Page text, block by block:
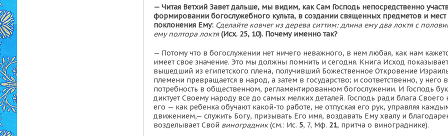
—Читая Ветхий Завет дальше, мы видим, как Сам Господь непосредственно
формировании богослужебного культа, в создании священных предметов и мест
поклонения Ему: Сделайте ковчег из дерева ситтим: длина ему два локтя с
ему полтора локтя(Исх. 25, 10). Почему именно так?
— Потому что в богослужении нет ничего неважного, в нем любая, как нам
имеет свое значение. Это мы должны помнить и сегодня. Книга Исход
вышедший из египетского плена, получивший Божественное Откровение
племени превращается в народ, а затем в государство; и соответственно, у него
потребность в общественном, регламентированном богослужении. И Господь
диктует Своему народу все до самых мелких деталей. Господь ради блага Своего
его — как ребенка обучают какой-то работе, не отпуская его рук, управляя
движением,— служить Богу, призывать Его имя, воздавать Ему хвалу и
возделывает Свой виноградник(см.: Ис. 5, 7, Мф. 21, притча о винограднике).